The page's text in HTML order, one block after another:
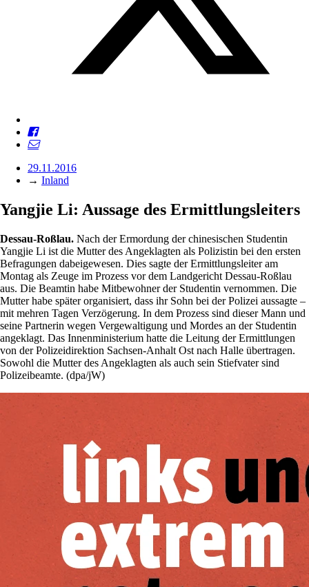
29.11.2016
→ Inland
Yangjie Li: Aussage des Ermittlungsleiters
Dessau-Roßlau. Nach der Ermordung der chinesischen Studentin
Yangjie Li ist die Mutter des Angeklagten als Polizistin bei den ersten
Befragungen dabeigewesen. Dies sagte der Ermittlungsleiter am
Montag als Zeuge im Prozess vor dem Landgericht Dessau-Roßlau
aus. Die Beamtin habe Mitbewohner der Studentin vernommen. Die
Mutter habe später organisiert, dass ihr Sohn bei der Polizei aussagte –
mit mehren Tagen Verzögerung. In dem Prozess sind dieser Mann und
seine Partnerin wegen Vergewaltigung und Mordes an der Studentin
angeklagt. Das Innenministerium hatte die Leitung der Ermittlungen
von der Polizeidirektion Sachsen-Anhalt Ost nach Halle übertragen.
Sowohl die Mutter des Angeklagten als auch sein Stiefvater sind
Polizeibeamte. (dpa/jW)